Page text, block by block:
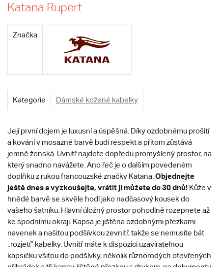
Katana Rupert
Značka
Kategorie Dámské kožené kabelky
Její první dojem je luxusní a úspěšná. Díky ozdobnému prošití
a kování v mosazné barvě budí respekt a přitom zůstává
jemně ženská. Uvnitř najdete dopředu promyšlený prostor, na
který snadno navážete. Ano řeč je o dalším povedeném
doplňku z rukou francouzské značky Katana. Objednejte
ještě dnes a vyzkoušejte, vrátit ji můžete do 30 dnů! Kůže v
hnědé barvě se skvěle hodí jako nadčasový kousek do
vašeho šatníku. Hlavní úložný prostor pohodlně rozepnete až
ke spodnímu okraji. Kapsa je jištěna ozdobnými přezkami
navenek a našitou podšívkou zevnitř, takže se nemusíte bát
„rozjetí“ kabelky. Uvnitř máte k dispozici uzavíratelnou
kapsičku všitou do podšívky, několik různorodých otevřených